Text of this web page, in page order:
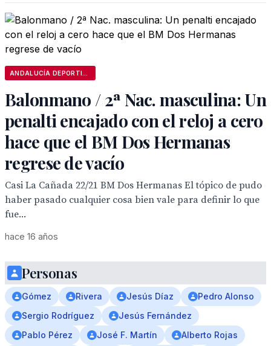
Balonmano / 2ª Nac. masculina: Un
penalti encajado con el reloj a cero
hace que el BM Dos Hermanas
regrese de vacío
Casi La Cañada 22/21 BM Dos Hermanas El tópico de pudo
haber pasado cualquier cosa bien vale para definir lo que
fue...
hace 16 años
Personas
Gómez Rivera Jesús Díaz
Pedro Alonso
Sergio Rodríguez
Jesús Fernández
Pablo Pérez
José F. Martín
Alberto Rojas